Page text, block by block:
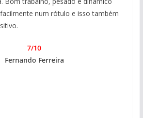
num rótulo e isso também
7/10
Fernando Ferreira